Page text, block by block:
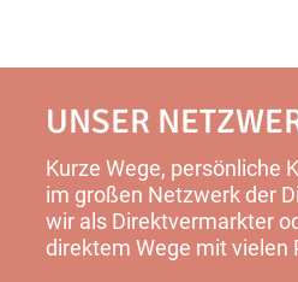
UNSER
Kurze Wege, persönliche
im großen Netzwerk der
wir als Direktvermarkter
direktem Wege mit vielen